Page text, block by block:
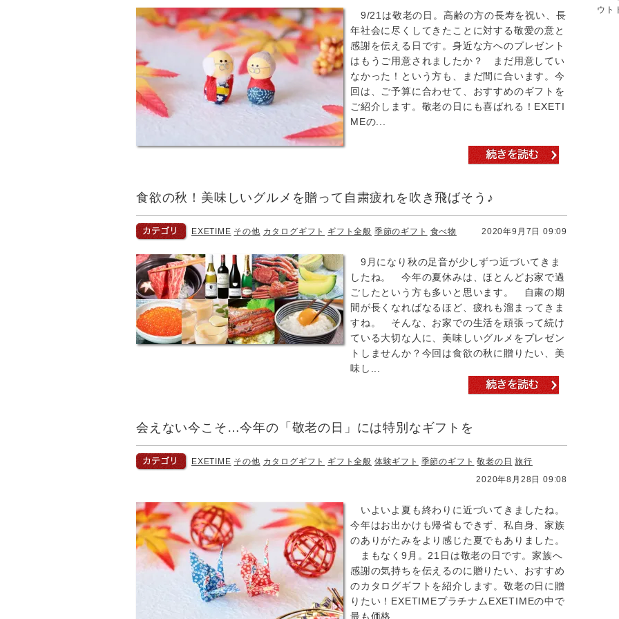
9/21は敬老の日。高齢の方の長寿を祝い、長
年社会に尽くしてきたことに対する敬愛の意と
感謝を伝える日です。身近な方へのプレゼント
はもうご用意されましたか？ まだ用意してい
なかった！という方も、まだ間に合います。今
回は、ご予算に合わせて、おすすめのギフトを
ご紹介します。敬老の日にも喜ばれる！EXETI
MEの...
食欲の秋！美味しいグルメを贈って自粛疲れを吹き飛ばそう♪
EXETIME その他 カタログギフト ギフト全般 季節のギフト 食べ物 2020年9月7日 09:09
9月になり秋の足音が少しずつ近づいてきま
したね。 今年の夏休みは、ほとんどお家で過
ごしたという方も多いと思います。 自粛の期
間が長くなればなるほど、疲れも溜まってきま
すね。 そんな、お家での生活を頑張って続け
ている大切な人に、美味しいグルメをプレゼン
トしませんか？今回は食欲の秋に贈りたい、美
味し...
会えない今こそ…今年の「敬老の日」には特別なギフトを
EXETIME その他 カタログギフト ギフト全般 体験ギフト 季節のギフト 敬老の日 旅行
2020年8月28日 09:08
いよいよ夏も終わりに近づいてきましたね。
今年はお出かけも帰省もできず、私自身、家族
のありがたみをより感じた夏でもありました。
まもなく9月。21日は敬老の日です。家族へ
感謝の気持ちを伝えるのに贈りたい、おすすめ
のカタログギフトを紹介します。敬老の日に贈
りたい！EXETIMEプラチナムEXETIMEの中で
最も価格...
ウト